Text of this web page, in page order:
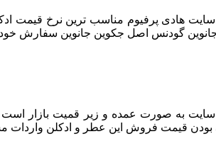
هادی پرفیوم مناسب ترین نرخ قیمت
گودنس اصل جکوین جانوین سفارش
بودن قیمت فروش این عطر و ادکلن